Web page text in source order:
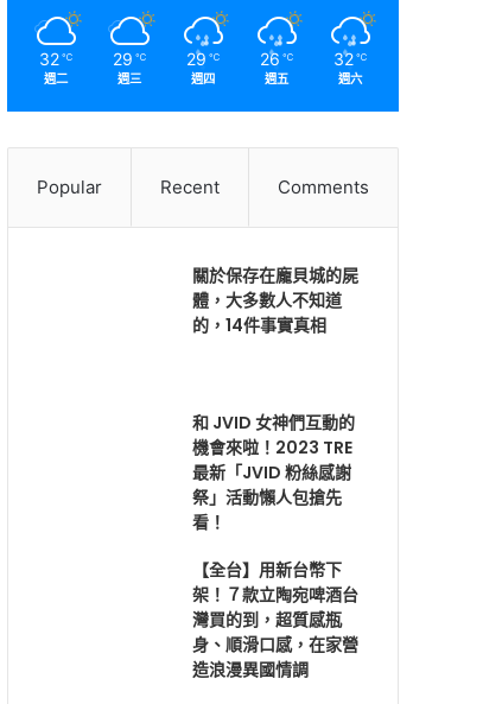
32 ℃
週二
29 ℃
週三
29 ℃
週四
26 ℃
週五
32 ℃
週六
Popular Recent Comments
關於保存在龐貝城的屍
體，大多數人不知道
的，14件事實真相
和 JVID 女神們互動的
機會來啦！2023 TRE
最新「JVID 粉絲感謝
祭」活動懶人包搶先
看！
【全台】用新台幣下
架！７款立陶宛啤酒台
灣買的到，超質感瓶
身、順滑口感，在家營
造浪漫異國情調